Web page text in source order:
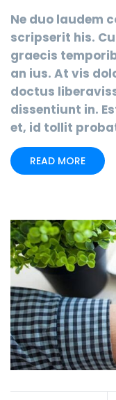
Ne duo laudem
scripserit his.
graecis
an ius. At vis
doctus
dissentiunt in.
et, id tollit
READ MORE